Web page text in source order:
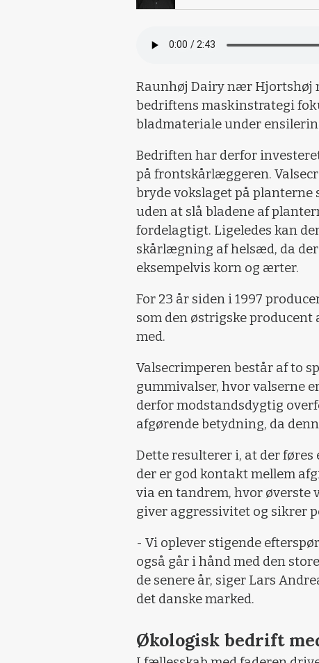
Raunhøj Dairy nær Hjortshøj
bedriftens maskinstrategi
bladmateriale under
Bedriften har derfor
på frontskårlæggeren.
bryde vokslaget på
uden at slå bladene af
fordelagtigt. Ligeledes kan
skårlægning af helsæd, da
eksempelvis korn og ærter.
For 23 år siden i 1997
som den østrigske
med.
Valsecrimperen består af to
gummivalser, hvor valserne
derfor modstandsdygtig
afgørende betydning, da
Dette resulterer i, at der
der er god kontakt mellem
via en tandrem, hvor øverste
giver aggressivitet og sikrer
- Vi oplever stigende
også går i hånd med den
de senere år, siger Lars
det danske marked.
Økologisk bedrift